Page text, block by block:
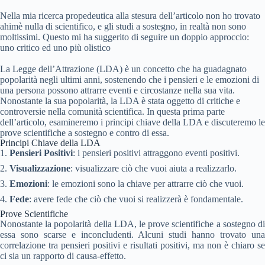
Nella mia ricerca propedeutica alla stesura dell’articolo non ho trovato
ahimè nulla di scientifico, e gli studi a sostegno, in realtà non sono
moltissimi. Questo mi ha suggerito di seguire un doppio approccio:
uno critico ed uno più olistico
La Legge dell’Attrazione (LDA) è un concetto che ha guadagnato
popolarità negli ultimi anni, sostenendo che i pensieri e le emozioni di
una persona possono attrarre eventi e circostanze nella sua vita.
Nonostante la sua popolarità, la LDA è stata oggetto di critiche e
controversie nella comunità scientifica. In questa prima parte
dell’articolo, esamineremo i principi chiave della LDA e discuteremo le
prove scientifiche a sostegno e contro di essa.
Principi Chiave della LDA
1. Pensieri Positivi: i pensieri positivi attraggono eventi positivi.
2. Visualizzazione: visualizzare ciò che vuoi aiuta a realizzarlo.
3. Emozioni: le emozioni sono la chiave per attrarre ciò che vuoi.
4. Fede: avere fede che ciò che vuoi si realizzerà è fondamentale.
Prove Scientifiche
Nonostante la popolarità della LDA, le prove scientifiche a sostegno di
essa sono scarse e inconcludenti. Alcuni studi hanno trovato una
correlazione tra pensieri positivi e risultati positivi, ma non è chiaro se
ci sia un rapporto di causa-effetto.